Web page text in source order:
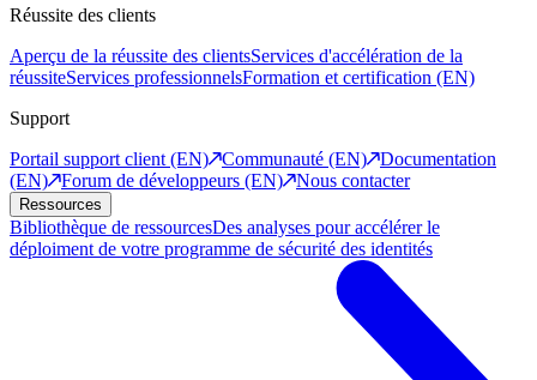
Réussite des clients
Aperçu de la réussite des clientsServices d'accélération de la
réussiteServices professionnelsFormation et certification (EN)
Support
Portail support client (EN)
Communauté (EN)
Documentation
(EN)
Forum de développeurs (EN) Nous contacter
Ressources
Bibliothèque de ressourcesDes analyses pour accélérer le
déploiment de votre programme de sécurité des identités